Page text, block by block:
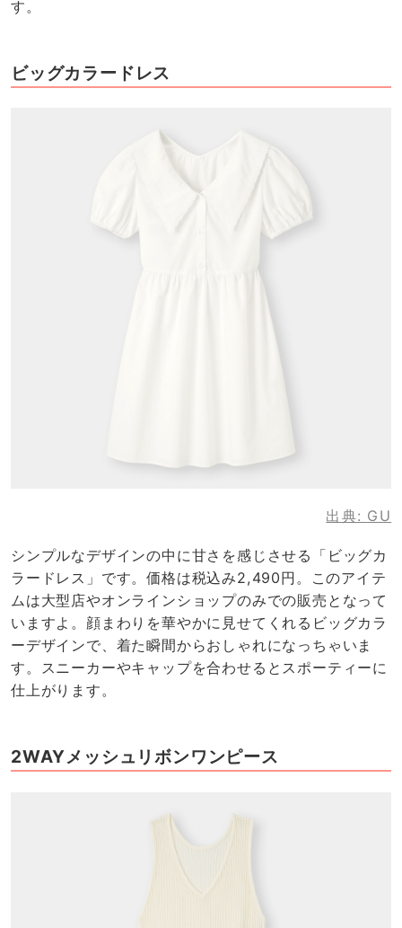
す。
ビッグカラードレス
出典: GU
シンプルなデザインの中に甘さを感じさせる「ビッグカ
ラードレス」です。価格は税込み2,490円。このアイテ
ムは大型店やオンラインショップのみでの販売となって
いますよ。顔まわりを華やかに見せてくれるビッグカラ
ーデザインで、着た瞬間からおしゃれになっちゃいま
す。スニーカーやキャップを合わせるとスポーティーに
仕上がります。
2WAYメッシュリボンワンピース